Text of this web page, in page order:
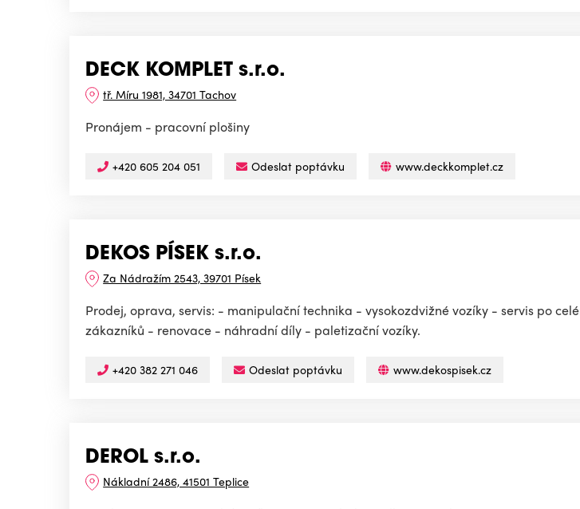
DECK KOMPLET s.r.o.
tř. Míru 1981, 34701 Tachov
Pronájem - pracovní plošiny
+420 605 204 051 Odeslat poptávku www.deckkomplet.cz
DEKOS PÍSEK s.r.o.
Za Nádražím 2543, 39701 Písek
Prodej, oprava, servis: - manipulační technika - vysokozdvižné vozíky - servis po
zákazníků - renovace - náhradní díly - paletizační vozíky.
+420 382 271 046 Odeslat poptávku www.dekospisek.cz
DEROL s.r.o.
Nákladní 2486, 41501 Teplice